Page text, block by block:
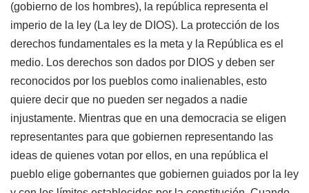
(gobierno de los hombres), la república representa el
imperio de la ley (La ley de DIOS). La protección de los
derechos fundamentales es la meta y la República es el
medio. Los derechos son dados por DIOS y deben ser
reconocidos por los pueblos como inalienables, esto
quiere decir que no pueden ser negados a nadie
injustamente. Mientras que en una democracia se eligen
representantes para que gobiernen representando las
ideas de quienes votan por ellos, en una república el
pueblo elige gobernantes que gobiernen guiados por la ley